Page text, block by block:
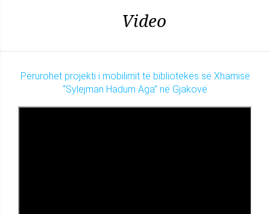
Video
Përurohet projekti i mobilimit të bibliotekës së Xhamisë
“Sylejman Hadum Aga” në Gjakovë